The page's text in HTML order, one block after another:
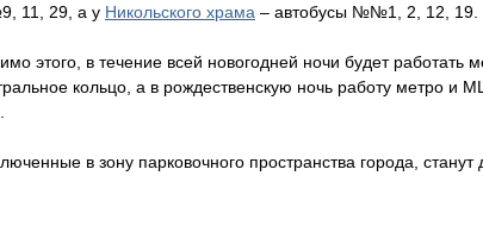
11, 29, а у Никольского храма – автобусы №№1, 2, 12, 19.
этого, в течение всей новогодней ночи будет работать
кольцо, а в рождественскую ночь работу метро и
в зону парковочного пространства города, станут